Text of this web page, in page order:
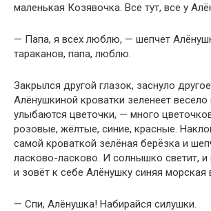
маленькая Козявочка. Все тут, все у
— Папа, я всех люблю, — шепчет
тараканов, папа, люблю.
Закрылся другой глазок, заснуло
Алёнушкиной кроватки зеленеет весело
улыбаются цветочки, — много
розовые, жёлтые, синие, красные.
самой кроваткой зелёная берёзка и
ласково-ласково. И солнышко светит, и
и зовёт к себе Алёнушку синяя морская
— Спи, Алёнушка! Набирайся силушки.